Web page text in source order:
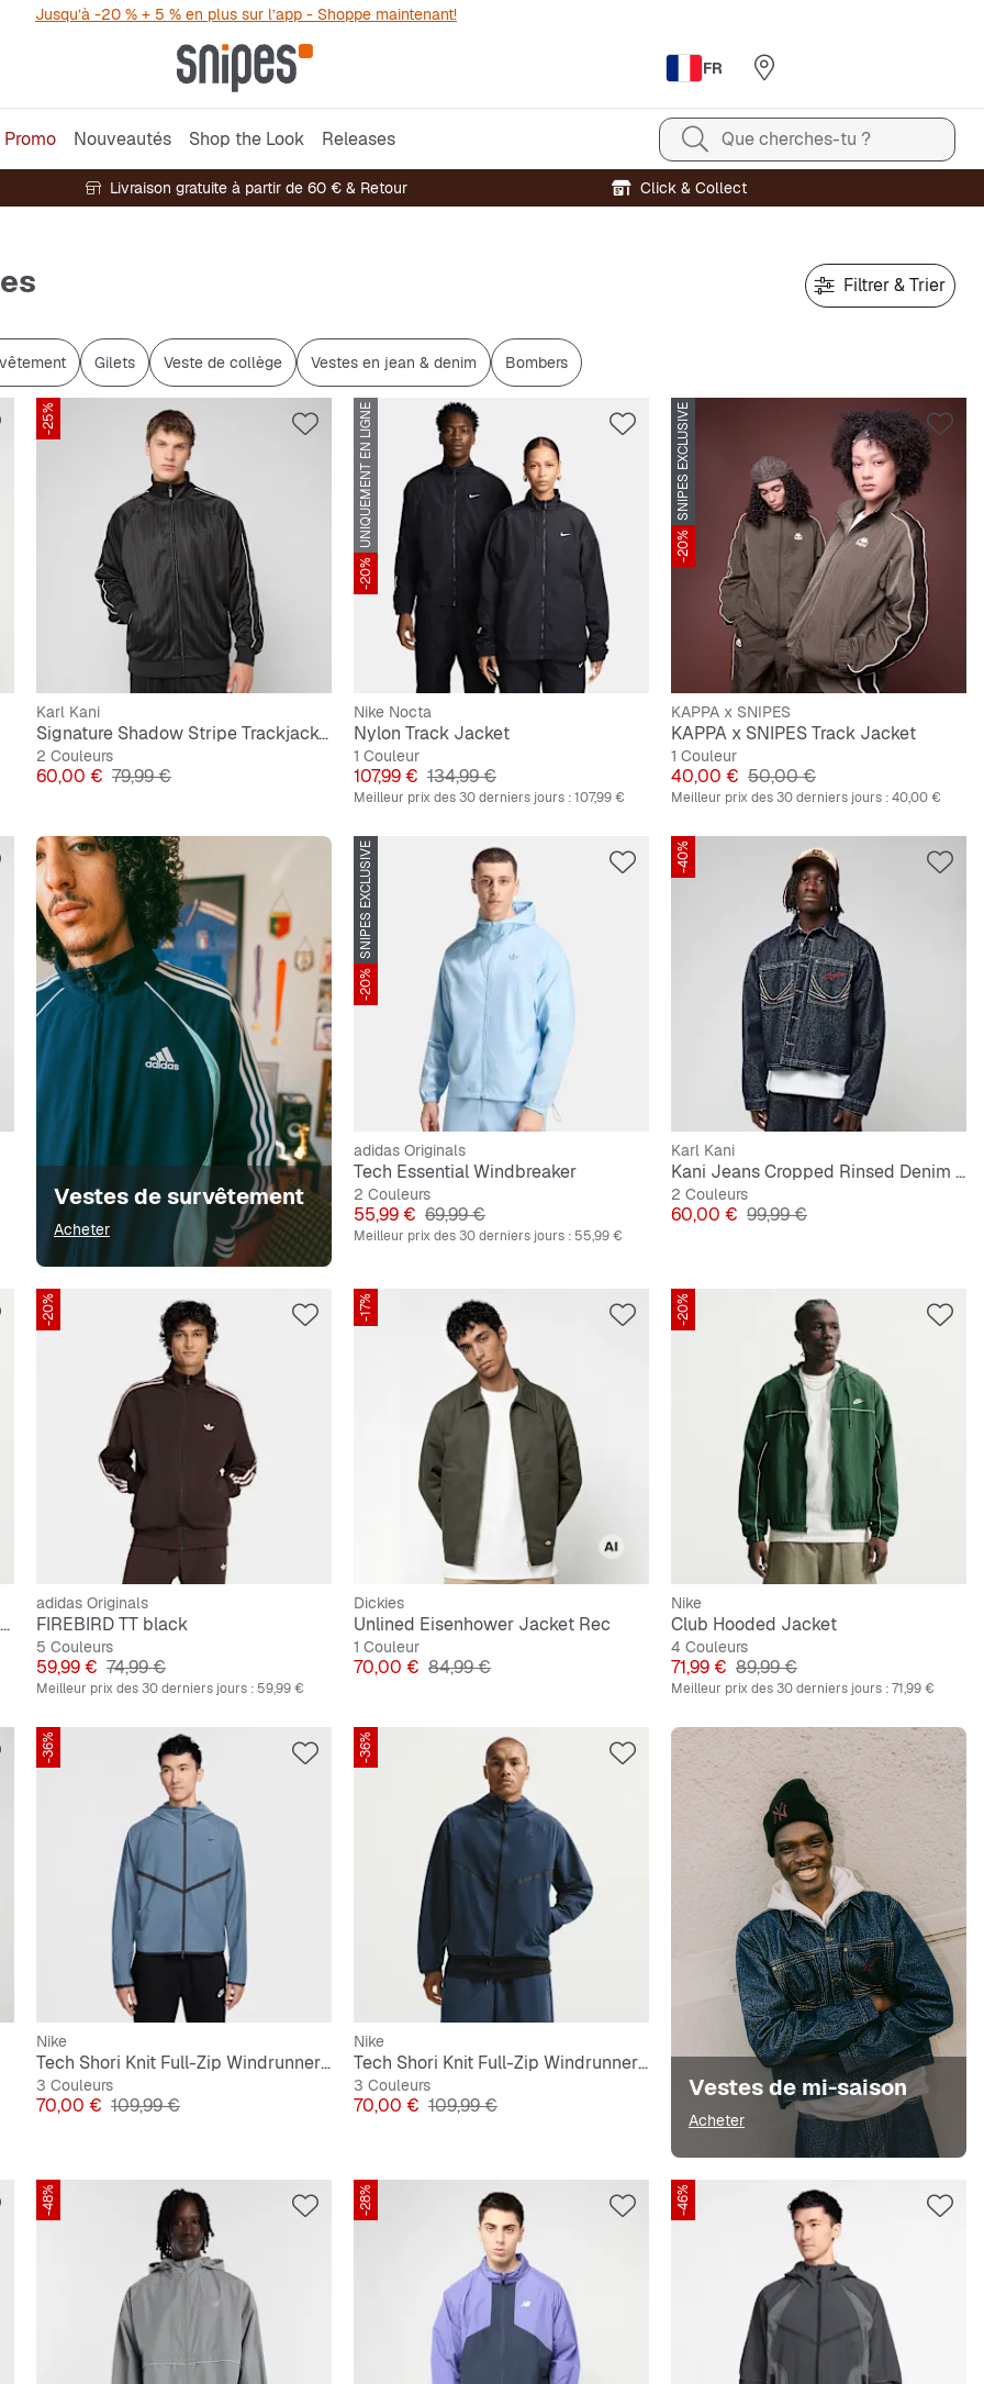
Jusqu’à -20 % + 5 % en plus sur l’app - Shoppe maintenant!
FR
Promo Nouveautés Shop the Look Releases Que cherches-tu ?
Livraison gratuite à partir de 60 € & Retour Click & Collect
Filtrer & Trier
Gilets Veste de collège Vestes en jean & denim Bombers
Vestes de survêtement
Acheter
Vestes de mi-saison
Acheter
-25%
Karl Kani
Signature Shadow Stripe Trackjacket
2 Couleurs
Prix
60,00 € Prix original
79,99 €
UNIQUEMENT EN LIGNE
-20%
Nike Nocta
Nylon Track Jacket
1 Couleur
Prix
107,99 € Prix original
134,99 €
Meilleur prix des 30 derniers jours :107,99 €
SNIPES EXCLUSIVE
-20%
KAPPA x SNIPES
KAPPA x SNIPES Track Jacket
1 Couleur
Prix
40,00 € Prix original
50,00 €
Meilleur prix des 30 derniers jours :40,00 €
SNIPES EXCLUSIVE
-20%
adidas Originals
Tech Essential Windbreaker
2 Couleurs
Prix
55,99 € Prix original
69,99 €
Meilleur prix des 30 derniers jours : 55,99 €
-40%
Karl Kani
Kani Jeans Cropped Rinsed Denim Jacket
2 Couleurs
Prix
60,00 € Prix original
99,99 €
Mad 90 Pack "Laser 90" Woven Jacket
-20%
adidas Originals
FIREBIRD TT black
5 Couleurs
Prix
59,99 € Prix original
74,99 €
Meilleur prix des 30 derniers jours : 59,99 €
-17%
Dickies
Unlined Eisenhower Jacket Rec
1 Couleur
Prix
70,00 € Prix original
84,99 €
-20%
Nike
Club Hooded Jacket
4 Couleurs
Prix
71,99 € Prix original
89,99 €
Meilleur prix des 30 derniers jours :71,99 €
-36%
Nike
Tech Shori Knit Full-Zip Windrunner Jacket
3 Couleurs
Prix
70,00 € Prix original
109,99 €
-36%
Nike
Tech Shori Knit Full-Zip Windrunner Jacket
3 Couleurs
Prix
70,00 € Prix original
109,99 €
-48% -28% -46%